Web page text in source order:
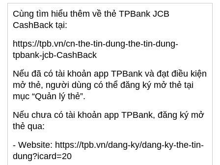
Cùng tìm hiểu thêm về thẻ TPBank JCB
CashBack tại:
https://tpb.vn/cn-the-tin-dung-the-tin-dung-
tpbank-jcb-CashBack
Nếu đã có tài khoản app TPBank và đạt điều kiện
mở thẻ, người dùng có thể đăng ký mở thẻ tại
mục “Quản lý thẻ”.
Nếu chưa có tài khoản app TPBank, đăng ký mở
thẻ qua:
- Website: https://tpb.vn/dang-ky/dang-ky-the-tin-
dung?icard=20